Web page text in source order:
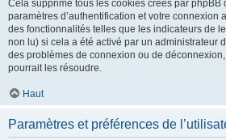
Cela supprime tous les cookies créés par phpBB
paramètres d’authentification et votre connexion
des fonctionnalités telles que les indicateurs de
non lu) si cela a été activé par un administrateur
des problèmes de connexion ou de
pourrait les résoudre.
Haut
Paramètres et préférences de